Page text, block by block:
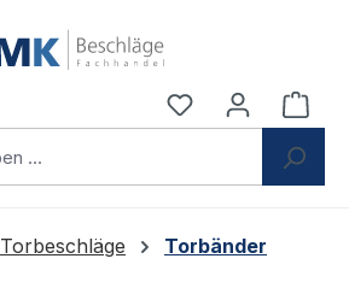
Du hast 0
Torbeschläge Torbänder